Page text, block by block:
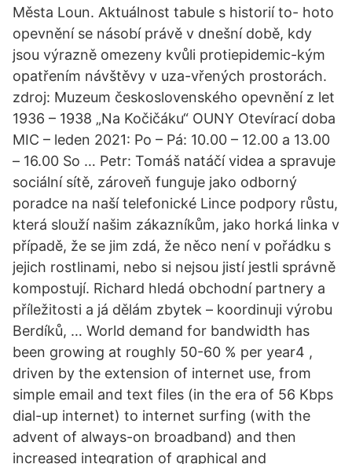
Města Loun. Aktuálnost tabule s historií to- hoto
opevnění se násobí právě v dnešní době, kdy
jsou výrazně omezeny kvůli protiepidemic-kým
opatřením návštěvy v uza-vřených prostorách.
zdroj: Muzeum československého opevnění z let
1936 – 1938 „Na Kočičáku“ OUNY Otevírací doba
MIC – leden 2021: Po – Pá: 10.00 – 12.00 a 13.00
– 16.00 So … Petr: Tomáš natáčí videa a spravuje
sociální sítě, zároveň funguje jako odborný
poradce na naší telefonické Lince podpory růstu,
která slouží našim zákazníkům, jako horká linka v
případě, že se jim zdá, že něco není v pořádku s
jejich rostlinami, nebo si nejsou jistí jestli správně
kompostují. Richard hledá obchodní partnery a
příležitosti a já dělám zbytek – koordinuji výrobu
Berdíků, … World demand for bandwidth has
been growing at roughly 50-60 % per year4 ,
driven by the extension of internet use, from
simple email and text files (in the era of 56 Kbps
dial-up internet) to internet surfing (with the
advent of always-on broadband) and then
increased integration of graphical and